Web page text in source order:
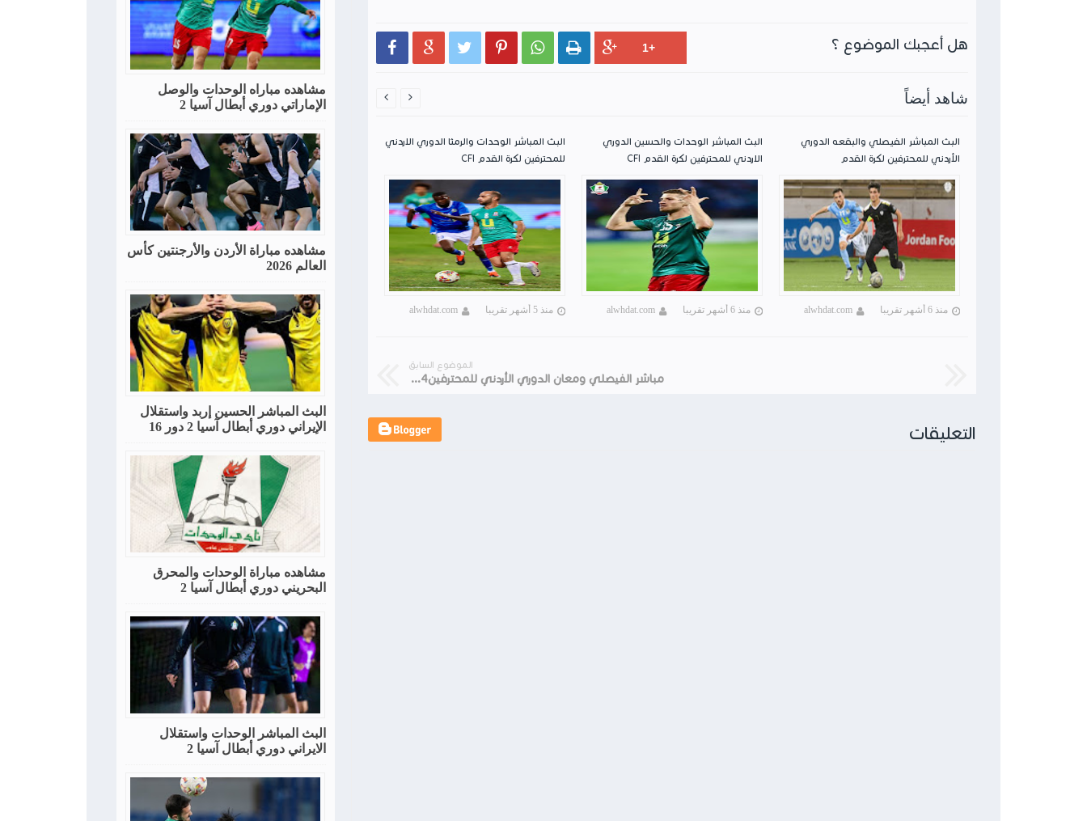
هل أعجبك الموضوع ؟      
شاهد أيضاً
البث المباشر الوحدات والرمثا الدوري الاردني
للمحترفين لكرة القدم CFI
منذ 5 أشهر تقريبا alwhdat.com
البث المباشر الوحدات والحسين الدوري
الاردني للمحترفين لكرة القدم CFI
منذ 6 أشهر تقريبا alwhdat.com
البث المباشر الفيصلي والبقعه الدوري
الأردني للمحترفين لكرة القدم
منذ 6 أشهر تقريبا alwhdat.com
 
الموضوع السابق
مباشر الفيصلي ومعان الدوري الأردني للمحترفين2023/2024
التعليقات
مشاهده مباراه الوحدات والوصل
الإماراتي دوري أبطال آسيا 2
مشاهده مباراة الأردن والأرجنتين كأس
العالم 2026
البث المباشر الحسين إربد واستقلال
الإيراني دوري أبطال آسيا 2 دور 16
مشاهده مباراة الوحدات والمحرق
البحريني دوري أبطال آسيا 2
البث المباشر الوحدات واستقلال
الايراني دوري أبطال آسيا 2